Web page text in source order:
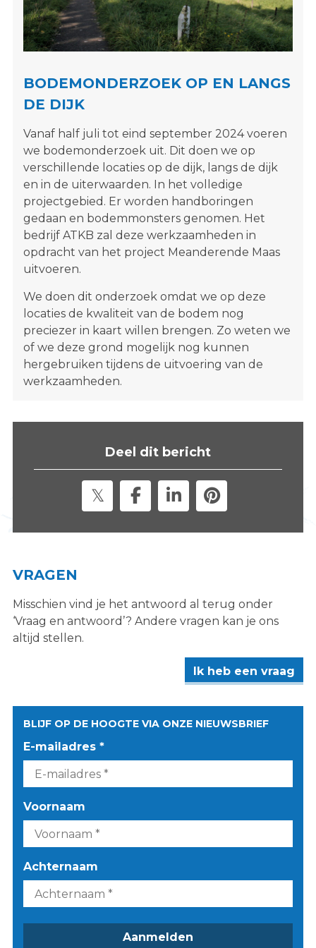
BODEMONDERZOEK OP EN LANGS
DE DIJK
Vanaf half juli tot eind september 2024 voeren
we bodemonderzoek uit. Dit doen we op
verschillende locaties op de dijk, langs de dijk
en in de uiterwaarden. In het volledige
projectgebied. Er worden handboringen
gedaan en bodemmonsters genomen. Het
bedrijf ATKB zal deze werkzaamheden in
opdracht van het project Meanderende Maas
uitvoeren.
We doen dit onderzoek omdat we op deze
locaties de kwaliteit van de bodem nog
preciezer in kaart willen brengen. Zo weten we
of we deze grond mogelijk nog kunnen
hergebruiken tijdens de uitvoering van de
werkzaamheden.
Deel dit bericht
VRAGEN
Misschien vind je het antwoord al terug onder
‘Vraag en antwoord’? Andere vragen kan je ons
altijd stellen.
Ik heb een vraag
BLIJF OP DE HOOGTE VIA ONZE NIEUWSBRIEF
E-mailadres *
Voornaam
Achternaam